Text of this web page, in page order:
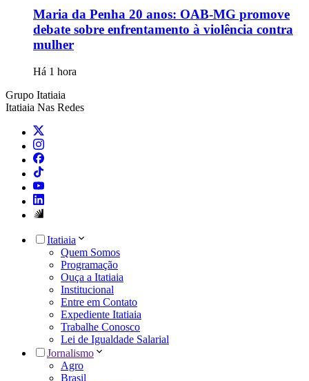
Maria da Penha 20 anos: OAB-MG promove
debate sobre enfrentamento à violência contra
mulher
Há 1 hora
Grupo Itatiaia
Itatiaia Nas Redes
Itatiaia
Quem Somos
Programação
Ouça a Itatiaia
Institucional
Entre em Contato
Expediente Itatiaia
Trabalhe Conosco
Lei de Igualdade Salarial
Jornalismo
Agro
Brasil